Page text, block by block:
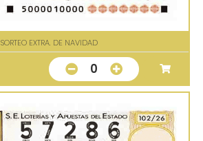
SORTEO EXTRA. DE NAVIDAD
0